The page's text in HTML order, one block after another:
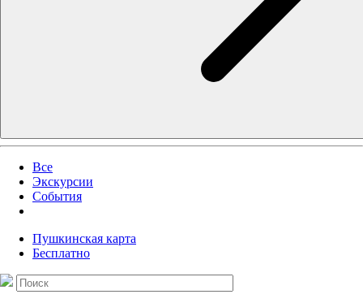
Все
Экскурсии
События
Пушкинская карта
Бесплатно